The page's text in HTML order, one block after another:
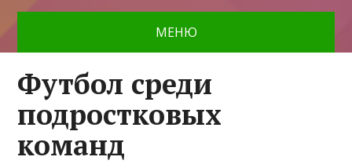
МЕНЮ
Футбол среди
подростковых
команд